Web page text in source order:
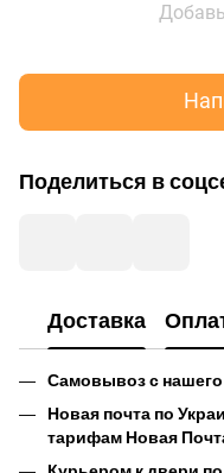
Поделиться в
Доставка
Самовывоз с нашего
Новая почта по
тарифам Новая